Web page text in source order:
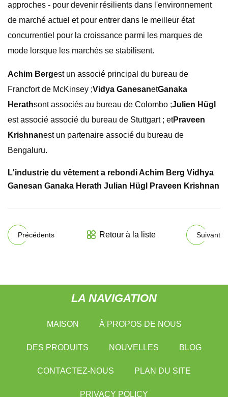
approches - pour devenir résilients dans l'environnement
de marché actuel et pour entrer dans le meilleur état
concurrentiel pour la croissance parmi les marques de
mode lorsque les marchés se stabilisent.
Achim Bergest un associé principal du bureau de
Francfort de McKinsey ;Vidya GanesanetGanaka
Herathsont associés au bureau de Colombo ;Julien Hügl
est associé associé du bureau de Stuttgart ; etPraveen
Krishnanest un partenaire associé du bureau de
Bengaluru.
L'industrie du vêtement a rebondi Achim Berg Vidhya
Ganesan Ganaka Herath Julian Hügl Praveen Krishnan
Précédents Retour à la liste Suivant
LA NAVIGATION
MAISON À PROPOS DE NOUS
DES PRODUITS NOUVELLES BLOG
CONTACTEZ-NOUS PLAN DU SITE
PRIVACY POLICY